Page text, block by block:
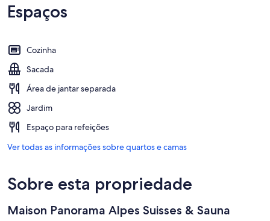
Espaços
Cozinha
Sacada
Área de jantar separada
Jardim
Espaço para refeições
Ver todas as informações sobre quartos e camas
Sobre esta propriedade
Maison Panorama Alpes Suisses & Sauna